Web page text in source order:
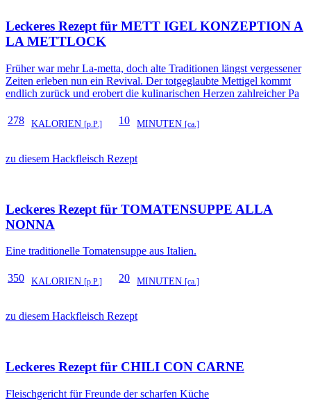
Leckeres Rezept für METT IGEL KONZEPTION A
LA METTLOCK
Früher war mehr La-metta, doch alte Traditionen längst vergessener
Zeiten erleben nun ein Revival. Der totgeglaubte Mettigel kommt
endlich zurück und erobert die kulinarischen Herzen zahlreicher Pa
278 KALORIEN [p.P.] 10 MINUTEN [ca.]
zu diesem Hackfleisch Rezept
Leckeres Rezept für TOMATENSUPPE ALLA
NONNA
Eine traditionelle Tomatensuppe aus Italien.
350 KALORIEN [p.P.] 20 MINUTEN [ca.]
zu diesem Hackfleisch Rezept
Leckeres Rezept für CHILI CON CARNE
Fleischgericht für Freunde der scharfen Küche